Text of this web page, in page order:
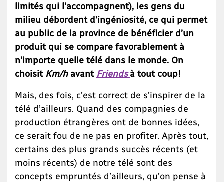
limités qui l’accompagnent), les gens du
milieu débordent d’ingéniosité, ce qui permet
au public de la province de bénéficier d’un
produit qui se compare favorablement à
n’importe quelle télé dans le monde. On
choisit Km/havant Friendsà tout coup!
Mais, des fois, c’est correct de s’inspirer de la
télé d’ailleurs. Quand des compagnies de
production étrangères ont de bonnes idées,
ce serait fou de ne pas en profiter. Après tout,
certains des plus grands succès récents (et
moins récents) de notre télé sont des
concepts empruntés d’ailleurs, qu’on pense à